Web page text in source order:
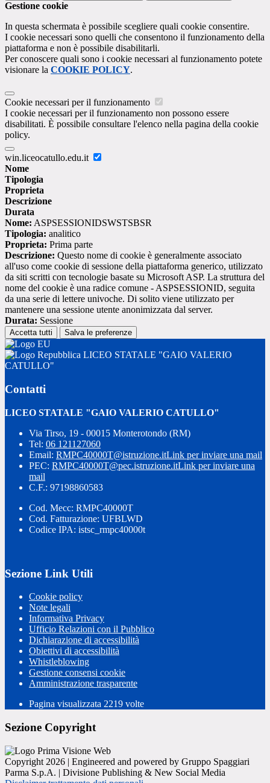
Gestione cookie
In questa schermata è possibile scegliere quali cookie consentire.
I cookie necessari sono quelli che consentono il funzionamento della
piattaforma e non è possibile disabilitarli.
Per conoscere quali sono i cookie necessari al funzionamento potete
visionare la COOKIE POLICY.
Cookie necessari per il funzionamento
I cookie necessari per il funzionamento non possono essere
disabilitati. È possibile consultare l'elenco nella pagina della cookie
policy.
win.liceocatullo.edu.it
Nome
Tipologia
Proprieta
Descrizione
Durata
Nome: ASPSESSIONIDSWSTSBSR
Tipologia: analitico
Proprieta: Prima parte
Descrizione: Questo nome di cookie è generalmente associato
all'uso come cookie di sessione della piattaforma generico, utilizzato
da siti scritti con tecnologie basate su Microsoft ASP. La struttura del
nome del cookie è una radice comune - ASPSESSIONID, seguita
da una serie di lettere univoche. Di solito viene utilizzato per
mantenere una sessione utente anonimizzata dal server.
Durata: Sessione
Accetta tutti Salva le preferenze
LICEO STATALE "GAIO VALERIO
CATULLO"
Contatti
LICEO STATALE "GAIO VALERIO CATULLO"
Via Tirso, 19 - 00015 Monterotondo (RM)
Tel: 06 121127060
Email: RMPC40000T@istruzione.itLink per inviare una mail
PEC: RMPC40000T@pec.istruzione.itLink per inviare una
mail
C.F.: 97198860583
Cod. Mecc: RMPC40000T
Cod. Fatturazione: UFBLWD
Codice IPA: istsc_rmpc40000t
Sezione Link Utili
Cookie policy
Note legali
Informativa Privacy
Ufficio Relazioni con il Pubblico
Dichiarazione di accessibilità
Obiettivi di accessibilità
Whistleblowing
Gestione consensi cookie
Amministrazione trasparente
Pagina visualizzata 2219 volte
Sezione Copyright
Copyright 2026 | Engineered and powered by Gruppo Spaggiari
Parma S.p.A. | Divisione Publishing & New Social Media